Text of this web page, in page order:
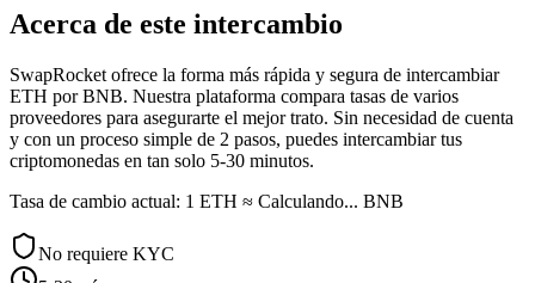
Acerca de este intercambio
SwapRocket ofrece la forma más rápida y segura de intercambiar
ETH por BNB. Nuestra plataforma compara tasas de varios
proveedores para asegurarte el mejor trato. Sin necesidad de cuenta
y con un proceso simple de 2 pasos, puedes intercambiar tus
criptomonedas en tan solo 5-30 minutos.
Tasa de cambio actual: 1 ETH ≈ Calculando... BNB
No requiere KYC